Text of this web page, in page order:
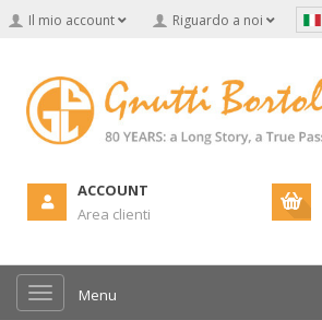
Il mio account Riguardo a noi
ACCOUNT
Area clienti
Menu